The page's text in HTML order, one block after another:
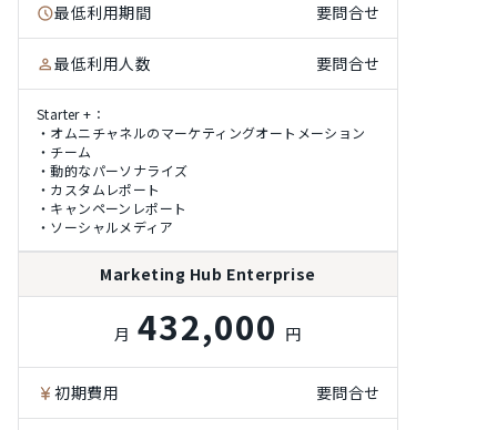
最低利用期間 要問合せ
最低利用人数 要問合せ
Starter +：
・オムニチャネルのマーケティングオートメーション
・チーム
・動的なパーソナライズ
・カスタムレポート
・キャンペーンレポート
・ソーシャルメディア
Marketing Hub Enterprise
月 432,000 円
初期費用 要問合せ